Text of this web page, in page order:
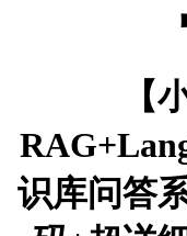
【
识库问答